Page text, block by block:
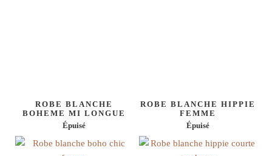
ROBE BLANCHE
BOHEME MI LONGUE
Épuisé
ROBE BLANCHE HIPPIE
FEMME
Épuisé